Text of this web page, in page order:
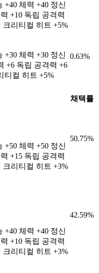
+40 체력 +40 정신
+10 독립 공격력
크리티컬 히트 +5%
+30 체력 +30 정신
+6 독립 공격력 +6
티컬 히트 +5%
0.63%
채택률
+50 체력 +50 정신
+15 독립 공격력
크리티컬 히트 +3%
50.75%
+40 체력 +40 정신
+10 독립 공격력
크리티컬 히트 +3%
42.59%